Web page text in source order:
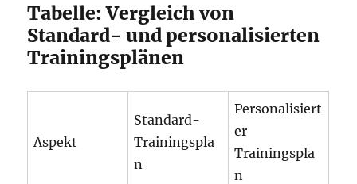
Tabelle: Vergleich von
Standard- und personalisierten
Trainingsplänen
Aspekt
Standard-
Trainingspla
n
Personalisiert
er
Trainingspla
n